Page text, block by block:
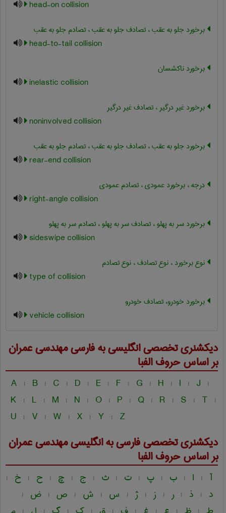
head-on collision
برخورد جلو به عقب ، تصادف جلو به عقب ، تصادم جلو به عقب
head-to-tail collision
برخورد ناکشسان
inelastic collision
برخورد غیر درگیر ، تصادف غیر درگیر
noninvolved collision
برخورد جلو به عقب ، تصادف جلو به عقب ، تصادم جلو به عقب
rear-end collision
درجه ، برخورد عمودی ، تصادم عمودی
right-angle collision
برخورد سر به پهلو ، تصادف سر به پهلو ، تصادم سر به پهلو
sideswipe collision
نوع برخورد ، نوع تصادف ، نوع تصادم
type of collision
برخورد خودرو، تصادف خودرو
vehicle collision
دیکشنری تخصصی انگلیسی به فارسیمهندسی عمران
بر اساس حروف الفبا
A | B | C | D | E | F | G | H | I | J |
K | L | M | N | O | P | Q | R | S | T |
U | V | W | X | Y | Z
دیکشنری تخصصی فارسی به انگلیسیمهندسی عمران
بر اساس حروف الفبا
آ | ا | ب | پ | ت | ث | ج | چ | ح | خ |
د | ذ | ر | ز | ژ | س | ش | ص | ض |